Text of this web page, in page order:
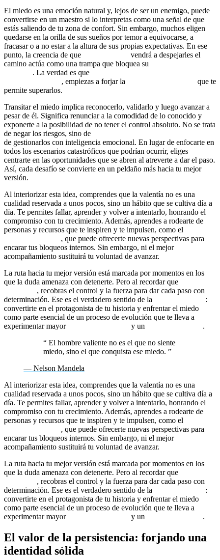
El miedo es una emoción natural y, lejos de ser un enemigo, puede
convertirse en un maestro si lo interpretas como una señal de que
estás saliendo de tu zona de confort. Sin embargo, muchos eligen
quedarse en la orilla de sus sueños por temor a equivocarse, a
fracasar o a no estar a la altura de sus propias expectativas. En ese
punto, la creencia de que
vendrá a despejarles el
camino actúa como una trampa que bloquea su
. La verdad es que
, empiezas a forjar la
que te
permite superarlos.
Transitar el miedo implica reconocerlo, validarlo y luego avanzar a
pesar de él. Significa renunciar a la comodidad de lo conocido y
exponerte a la posibilidad de no tener el control absoluto. No se trata
de negar los riesgos, sino de
de gestionarlos con inteligencia emocional. En lugar de enfocarte en
todos los escenarios catastróficos que podrían ocurrir, eliges
centrarte en las oportunidades que se abren al atreverte a dar el paso.
Así, cada desafío se convierte en un peldaño más hacia tu mejor
versión.
Al interiorizar esta idea, comprendes que la valentía no es una
cualidad reservada a unos pocos, sino un hábito que se cultiva día a
día. Te permites fallar, aprender y volver a intentarlo, honrando el
compromiso con tu crecimiento. Además, aprendes a rodearte de
personas y recursos que te inspiren y te impulsen, como el
, que puede ofrecerte nuevas perspectivas para
encarar tus bloqueos internos. Sin embargo, ni el mejor
acompañamiento sustituirá tu voluntad de avanzar.
La ruta hacia tu mejor versión está marcada por momentos en los
que la duda amenaza con detenerte. Pero al recordar que
, recobras el control y la fuerza para dar cada paso con
determinación. Ese es el verdadero sentido de la
:
convertirte en el protagonista de tu historia y enfrentar el miedo
como parte esencial de un proceso de evolución que te lleva a
experimentar mayor
y un
.
“ El hombre valiente no es el que no siente
miedo, sino el que conquista ese miedo. ”
— Nelson Mandela
Al interiorizar esta idea, comprendes que la valentía no es una
cualidad reservada a unos pocos, sino un hábito que se cultiva día a
día. Te permites fallar, aprender y volver a intentarlo, honrando el
compromiso con tu crecimiento. Además, aprendes a rodearte de
personas y recursos que te inspiren y te impulsen, como el
, que puede ofrecerte nuevas perspectivas para
encarar tus bloqueos internos. Sin embargo, ni el mejor
acompañamiento sustituirá tu voluntad de avanzar.
La ruta hacia tu mejor versión está marcada por momentos en los
que la duda amenaza con detenerte. Pero al recordar que
, recobras el control y la fuerza para dar cada paso con
determinación. Ese es el verdadero sentido de la
:
convertirte en el protagonista de tu historia y enfrentar el miedo
como parte esencial de un proceso de evolución que te lleva a
experimentar mayor
y un .
El valor de la persistencia: forjando una
identidad sólida